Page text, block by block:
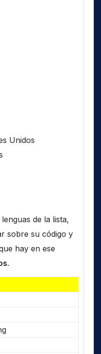
Unidos
de la lista,
sobre su código y
hay en ese
.